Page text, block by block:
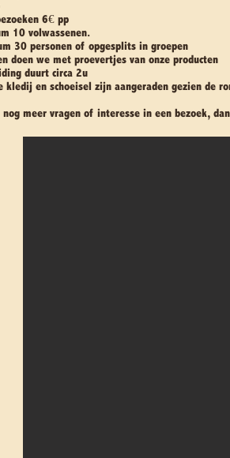
6€ pp
10 volwassenen.
30 personen of opgesplits in groepen
doen we met proevertjes van onze producten
duurt circa 2u
kledij en schoeisel zijn aangeraden gezien de
nog meer vragen of interesse in een bezoek,